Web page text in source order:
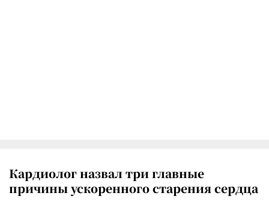
Кардиолог назвал три главные
причины ускоренного старения сердца